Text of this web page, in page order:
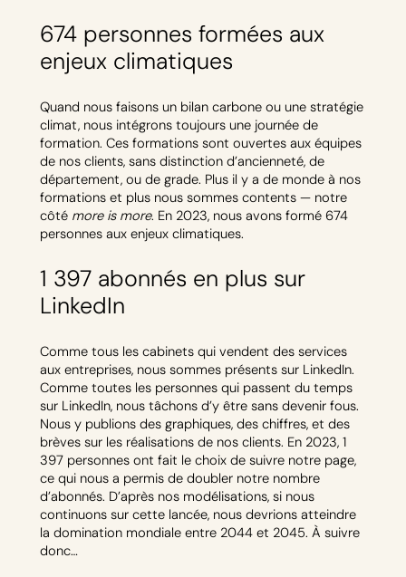
674 personnes formées aux
enjeux climatiques
Quand nous faisons un bilan carbone ou une stratégie
climat, nous intégrons toujours une journée de
formation. Ces formations sont ouvertes aux équipes
de nos clients, sans distinction d’ancienneté, de
département, ou de grade. Plus il y a de monde à nos
formations et plus nous sommes contents — notre
côté more is more. En 2023, nous avons formé 674
personnes aux enjeux climatiques.
1 397 abonnés en plus sur
LinkedIn
Comme tous les cabinets qui vendent des services
aux entreprises, nous sommes présents sur LinkedIn.
Comme toutes les personnes qui passent du temps
sur LinkedIn, nous tâchons d’y être sans devenir fous.
Nous y publions des graphiques, des chiffres, et des
brèves sur les réalisations de nos clients. En 2023, 1
397 personnes ont fait le choix de suivre notre page,
ce qui nous a permis de doubler notre nombre
d’abonnés. D’après nos modélisations, si nous
continuons sur cette lancée, nous devrions atteindre
la domination mondiale entre 2044 et 2045. À suivre
donc…